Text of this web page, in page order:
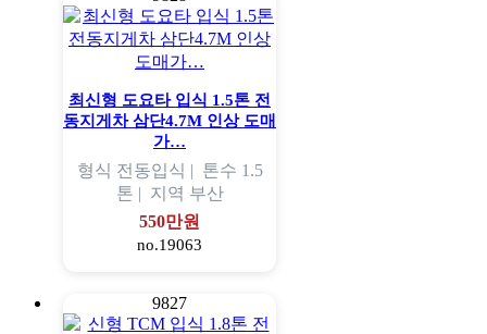
최신형 도요타 입식 1.5톤 전
동지게차 삼단4.7M 인상 도매
가…
형식 전동입식 | 톤수 1.5
톤 | 지역 부산
550만원
no.19063
9827